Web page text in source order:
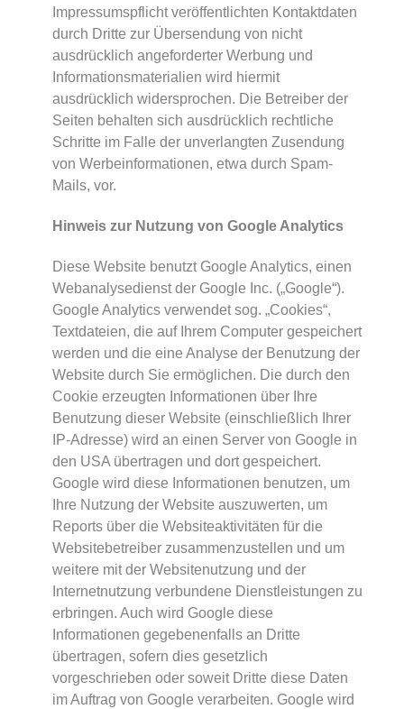
Impressumspflicht veröffentlichten Kontaktdaten
durch Dritte zur Übersendung von nicht
ausdrücklich angeforderter Werbung und
Informationsmaterialien wird hiermit
ausdrücklich widersprochen. Die Betreiber der
Seiten behalten sich ausdrücklich rechtliche
Schritte im Falle der unverlangten Zusendung
von Werbeinformationen, etwa durch Spam-
Mails, vor.
Hinweis zur Nutzung von Google Analytics
Diese Website benutzt Google Analytics, einen
Webanalysedienst der Google Inc. („Google“).
Google Analytics verwendet sog. „Cookies“,
Textdateien, die auf Ihrem Computer gespeichert
werden und die eine Analyse der Benutzung der
Website durch Sie ermöglichen. Die durch den
Cookie erzeugten Informationen über Ihre
Benutzung dieser Website (einschließlich Ihrer
IP-Adresse) wird an einen Server von Google in
den USA übertragen und dort gespeichert.
Google wird diese Informationen benutzen, um
Ihre Nutzung der Website auszuwerten, um
Reports über die Websiteaktivitäten für die
Websitebetreiber zusammenzustellen und um
weitere mit der Websitenutzung und der
Internetnutzung verbundene Dienstleistungen zu
erbringen. Auch wird Google diese
Informationen gegebenenfalls an Dritte
übertragen, sofern dies gesetzlich
vorgeschrieben oder soweit Dritte diese Daten
im Auftrag von Google verarbeiten. Google wird